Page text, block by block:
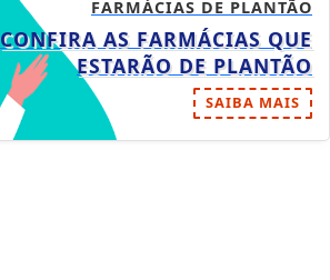
FARMÁCIAS DE PLANTÃO
CONFIRA AS FARMÁCIAS QUE
ESTARÃO DE PLANTÃO
SAIBA MAIS